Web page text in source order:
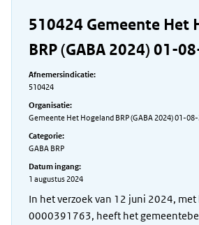
510424 Gemeente Het
BRP (GABA 2024) 01-
Afnemersindicatie:
510424
Organisatie:
Gemeente Het Hogeland BRP (GABA 2024) 01-
Categorie:
GABA BRP
Datum ingang:
1 augustus 2024
In het verzoek van 12 juni 2024,
0000391763, heeft het